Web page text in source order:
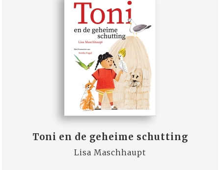
Toni en de geheime schutting
Lisa Maschhaupt